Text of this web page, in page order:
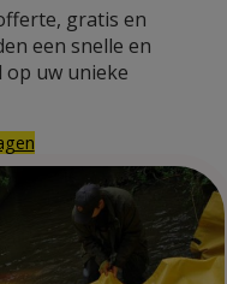
gratis en
een snelle en
op uw unieke